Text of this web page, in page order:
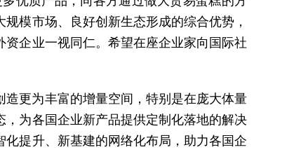
模市场、良好创新生态形成的综合优势，
企业一视同仁。希望在座企业家向国际社
更为丰富的增量空间，特别是在庞大体量
为各国企业新产品提供定制化落地的解决
提升、新基建的网络化布局，助力各国企